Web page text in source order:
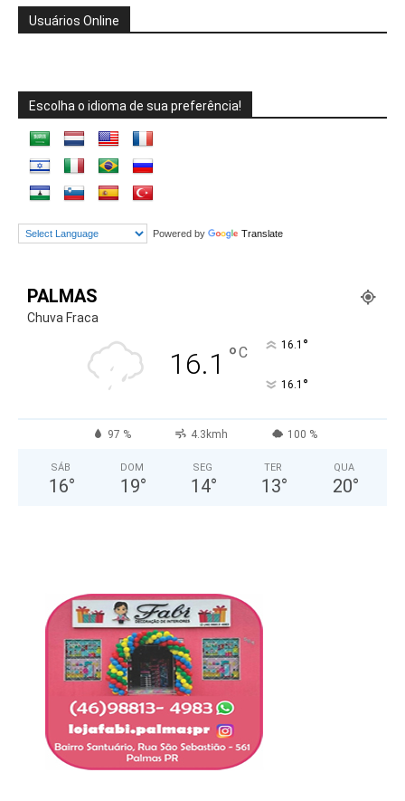
Usuários Online
Escolha o idioma de sua preferência!
Powered by Translate
PALMAS
Chuva Fraca
16.1 °C 16.1 °
16.1 °
97 % 4.3kmh 100 %
SÁB
16°
DOM
19°
SEG
14°
TER
13°
QUA
20°